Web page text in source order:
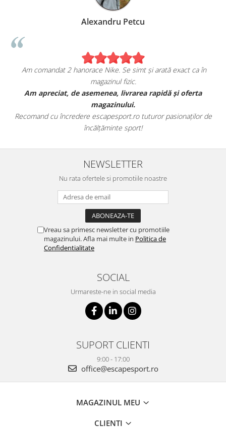
Alexandru Petcu
Am comandat 2 hanorace Nike. Se simt și arată exact ca în
magazinul fizic.
Am apreciat, de asemenea, livrarea rapidă și oferta
magazinului.
Recomand cu încredere escapesport.ro tuturor pasionaților de
încălțăminte sport!
NEWSLETTER
Nu rata ofertele si promotiile noastre
Vreau sa primesc newsletter cu promotiile
magazinului. Afla mai multe in Politica de
Confidentialitate
SOCIAL
Urmareste-ne in social media
SUPORT CLIENTI
9:00 - 17:00
office@escapesport.ro
MAGAZINUL MEU
CLIENTI